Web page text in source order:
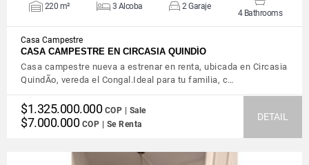
220 m² 3 Alcoba 2 Garaje
4 Bathrooms
Casa Campestre
CASA CAMPESTRE EN CIRCASIA QUINDÍO
Casa campestre nueva a estrenar en renta, ubicada en Circasia
QuindÃ­o, vereda el Congal.Ideal para tu familia, c…
$1.325.000.000 COP | Sale
$7.000.000 COP | Se Renta
DETAIL